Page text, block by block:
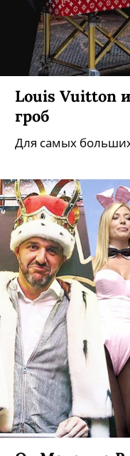
Идеальные вещи
кантрисайду.
Louis Vuitton
гроб
Для самых